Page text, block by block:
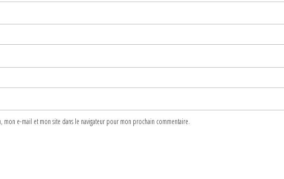
mon e-mail et mon site dans le navigateur pour mon prochain commentaire.